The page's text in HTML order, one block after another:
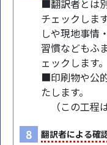
■翻訳者とは
チェックしま
しや現地事情・
習慣などもふ
ェックします。
■印刷物や公
たします。
（この工程
8 翻訳者による確